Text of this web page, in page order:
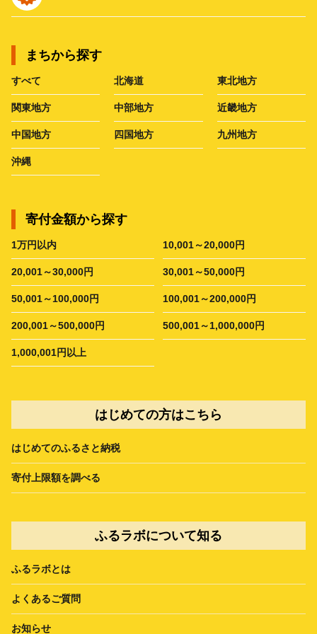
まちから探す
すべて 北海道 東北地方
関東地方 中部地方 近畿地方
中国地方 四国地方 九州地方
沖縄
寄付金額から探す
1万円以内 10,001～20,000円
20,001～30,000円 30,001～50,000円
50,001～100,000円 100,001～200,000円
200,001～500,000円 500,001～1,000,000円
1,000,001円以上
はじめての方はこちら
はじめてのふるさと納税
寄付上限額を調べる
ふるラボについて知る
ふるラボとは
よくあるご質問
お知らせ